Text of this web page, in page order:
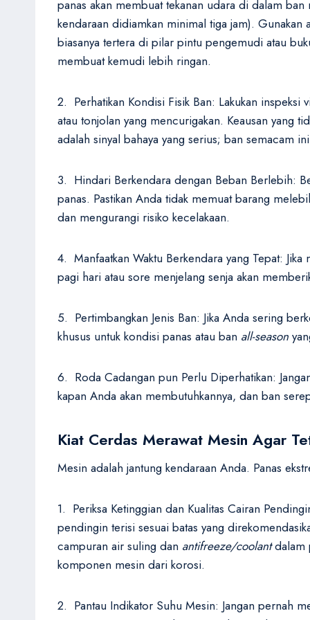
panas akan membuat tekanan udara di dalam
kendaraan didiamkan minimal tiga jam). Gunakan
biasanya tertera di pilar pintu pengemudi atau
membuat kemudi lebih ringan.
2. Perhatikan Kondisi Fisik Ban: Lakukan
atau tonjolan yang mencurigakan. Keausan yang
adalah sinyal bahaya yang serius; ban semacam
3. Hindari Berkendara dengan Beban Berlebih:
panas. Pastikan Anda tidak memuat barang
dan mengurangi risiko kecelakaan.
4. Manfaatkan Waktu Berkendara yang Tepat:
pagi hari atau sore menjelang senja akan
5. Pertimbangkan Jenis Ban: Jika Anda sering
khusus untuk kondisi panas atau ban all-season
6. Roda Cadangan pun Perlu Diperhatikan:
kapan Anda akan membutuhkannya, dan ban
Kiat Cerdas Merawat Mesin Agar
Mesin adalah jantung kendaraan Anda. Panas
1. Periksa Ketinggian dan Kualitas Cairan
pendingin terisi sesuai batas yang
campuran air suling dan antifreeze/coolantdalam
komponen mesin dari korosi.
2. Pantau Indikator Suhu Mesin: Jangan pernah